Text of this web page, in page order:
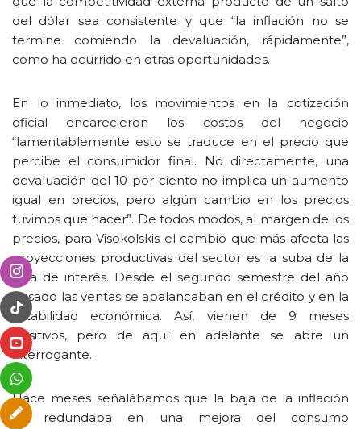
del dólar sea consistente y que “la inflación no se
termine comiendo la devaluación, rápidamente”,
como ha ocurrido en otras oportunidades.
En lo inmediato, los movimientos en la cotización
oficial encarecieron los costos del negocio
“lamentablemente esto se traduce en el precio que
percibe el consumidor final. No directamente, una
devaluación del 10 por ciento no implica un aumento
igual en precios, pero algún cambio en los precios
tuvimos que hacer”. De todos modos, al margen de los
precios, para Visokolskis el cambio que más afecta las
proyecciones productivas del sector es la suba de la
tasa de interés. Desde el segundo semestre del año
pasado las ventas se apalancaban en el crédito y en la
estabilidad económica. Así, vienen de 9 meses
positivos, pero de aquí en adelante se abre un
interrogante.
Hace meses señalábamos que la baja de la inflación
no redundaba en una mejora del consumo